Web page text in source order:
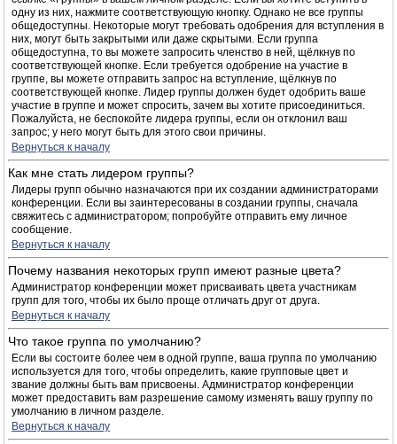
одну из них, нажмите соответствующую кнопку. Однако не все группы
общедоступны. Некоторые могут требовать одобрения для вступления в
них, могут быть закрытыми или даже скрытыми. Если группа
общедоступна, то вы можете запросить членство в ней, щёлкнув по
соответствующей кнопке. Если требуется одобрение на участие в
группе, вы можете отправить запрос на вступление, щёлкнув по
соответствующей кнопке. Лидер группы должен будет одобрить ваше
участие в группе и может спросить, зачем вы хотите присоединиться.
Пожалуйста, не беспокойте лидера группы, если он отклонил ваш
запрос; у него могут быть для этого свои причины.
Вернуться к началу
Как мне стать лидером группы?
Лидеры групп обычно назначаются при их создании администраторами
конференции. Если вы заинтересованы в создании группы, сначала
свяжитесь с администратором; попробуйте отправить ему личное
сообщение.
Вернуться к началу
Почему названия некоторых групп имеют разные цвета?
Администратор конференции может присваивать цвета участникам
групп для того, чтобы их было проще отличать друг от друга.
Вернуться к началу
Что такое группа по умолчанию?
Если вы состоите более чем в одной группе, ваша группа по умолчанию
используется для того, чтобы определить, какие групповые цвет и
звание должны быть вам присвоены. Администратор конференции
может предоставить вам разрешение самому изменять вашу группу по
умолчанию в личном разделе.
Вернуться к началу